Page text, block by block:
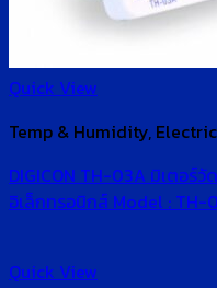
Quick View
Temp & Humidity,
DIGICON TH-03A มิเตอร์
อิเล็กทรอนิกส์ Model : TH-
Quick View